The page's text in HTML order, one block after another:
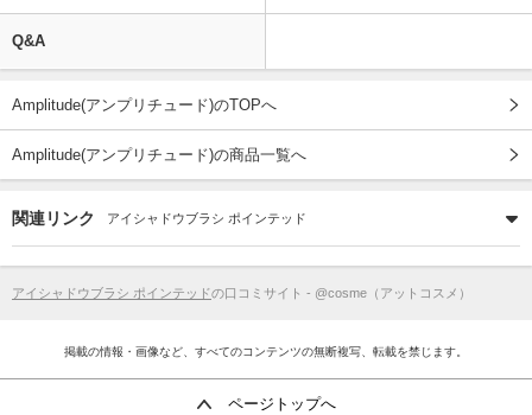
Q&A
Amplitude(アンプリチュード)のTOPへ
Amplitude(アンプリチュード)の商品一覧へ
関連リンク アイシャドウブラシ ポインテッド
アイシャドウブラシ ポインテッドの口コミサイト - @cosme（アットコスメ）
掲載の情報・画像など、すべてのコンテンツの無断複写、転載を禁じます。
ページトップへ